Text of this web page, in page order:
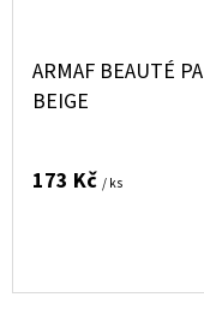
ARMAF BEAUTÉ
BEIGE
173 Kč / ks